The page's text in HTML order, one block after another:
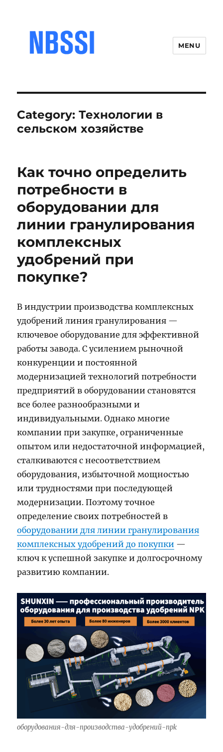
MENU
Category:Технологии в
сельском хозяйстве
Как точно определить
потребности в
оборудовании для
линии гранулирования
комплексных
удобрений при
покупке?
В индустрии производства комплексных
удобрений линия гранулирования —
ключевое оборудование для эффективной
работы завода. С усилением рыночной
конкуренции и постоянной
модернизацией технологий потребности
предприятий в оборудовании становятся
все более разнообразными и
индивидуальными. Однако многие
компании при закупке, ограниченные
опытом или недостаточной информацией,
сталкиваются с несоответствием
оборудования, избыточной мощностью
или трудностями при последующей
модернизации. Поэтому точное
определение своих потребностей в
оборудовании для линии гранулирования
комплексных удобрений до покупки —
ключ к успешной закупке и долгосрочному
развитию компании.
оборудования-для-производства-удобрений-npk